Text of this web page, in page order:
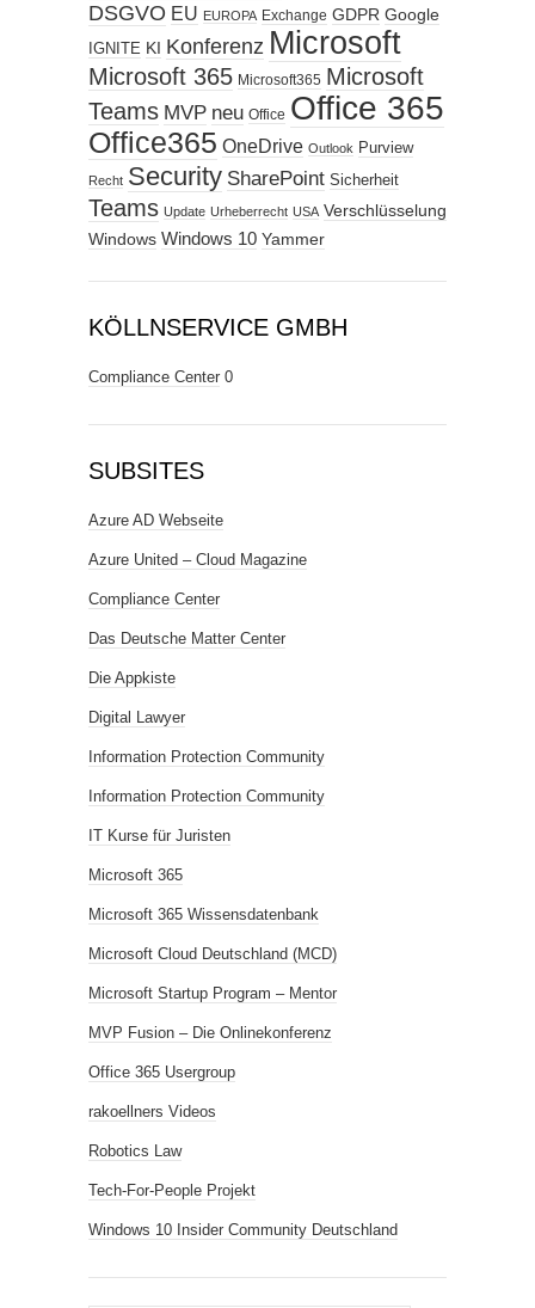
DSGVO EU EUROPA Exchange GDPR Google
IGNITE KI Konferenz Microsoft
Microsoft 365 Microsoft365 Microsoft
Teams MVP neu Office Office 365
Office365 OneDrive Outlook Purview
Recht Security SharePoint Sicherheit
Teams Update Urheberrecht USA Verschlüsselung
Windows Windows 10 Yammer
KÖLLNSERVICE GMBH
Compliance Center 0
SUBSITES
Azure AD Webseite
Azure United – Cloud Magazine
Compliance Center
Das Deutsche Matter Center
Die Appkiste
Digital Lawyer
Information Protection Community
Information Protection Community
IT Kurse für Juristen
Microsoft 365
Microsoft 365 Wissensdatenbank
Microsoft Cloud Deutschland (MCD)
Microsoft Startup Program – Mentor
MVP Fusion – Die Onlinekonferenz
Office 365 Usergroup
rakoellners Videos
Robotics Law
Tech-For-People Projekt
Windows 10 Insider Community Deutschland